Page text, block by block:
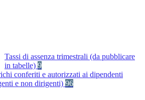
Tassi di assenza trimestrali (da pubblicare
in tabelle) 9
conferiti e autorizzati ai dipendenti
e non dirigenti) 96